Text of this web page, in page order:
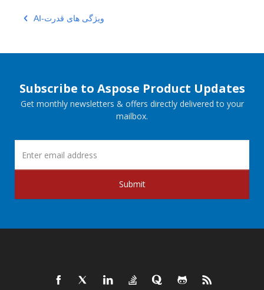
AI-ویژگی های قدرت
Subscribe to Aspose Product Updates
Get monthly newsletters & offers directly delivered to your
mailbox.
Submit